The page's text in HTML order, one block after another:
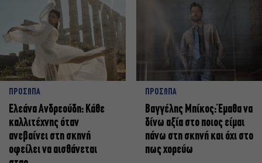
ΠΡΟΣΩΠΑ
Ελεάνα Ανδρεούδη: Κάθε
καλλιτέχνης όταν
ανεβαίνει στη σκηνή
οφείλει να αισθάνεται
ΠΡΟΣΩΠΑ
Βαγγέλης Μπίκος: Έμαθα να
δίνω αξία στο ποιος είμαι
πάνω στη σκηνή και όχι στο
πως χορεύω